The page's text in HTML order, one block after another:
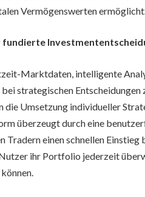
Vermögenswerten
Marktdaten, intelligente
strategischen
Umsetzung individueller
überzeugt durch eine
Tradern einen schnellen
ihr Portfolio jederzeit